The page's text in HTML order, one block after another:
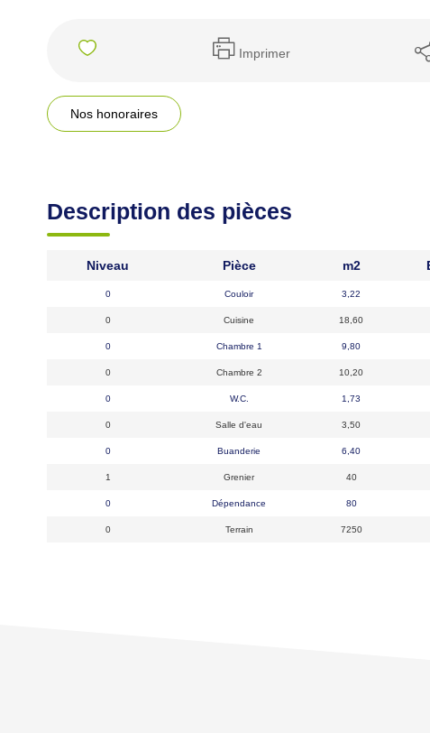
Imprimer
Nos honoraires
Description des pièces
Niveau Pièce m2
0 Couloir 3,22
0 Cuisine 18,60
0 Chambre 1 9,80
0 Chambre 2 10,20
0 W.C. 1,73
0 Salle d'eau 3,50
0 Buanderie 6,40
1 Grenier 40
0 Dépendance 80
0 Terrain 7250